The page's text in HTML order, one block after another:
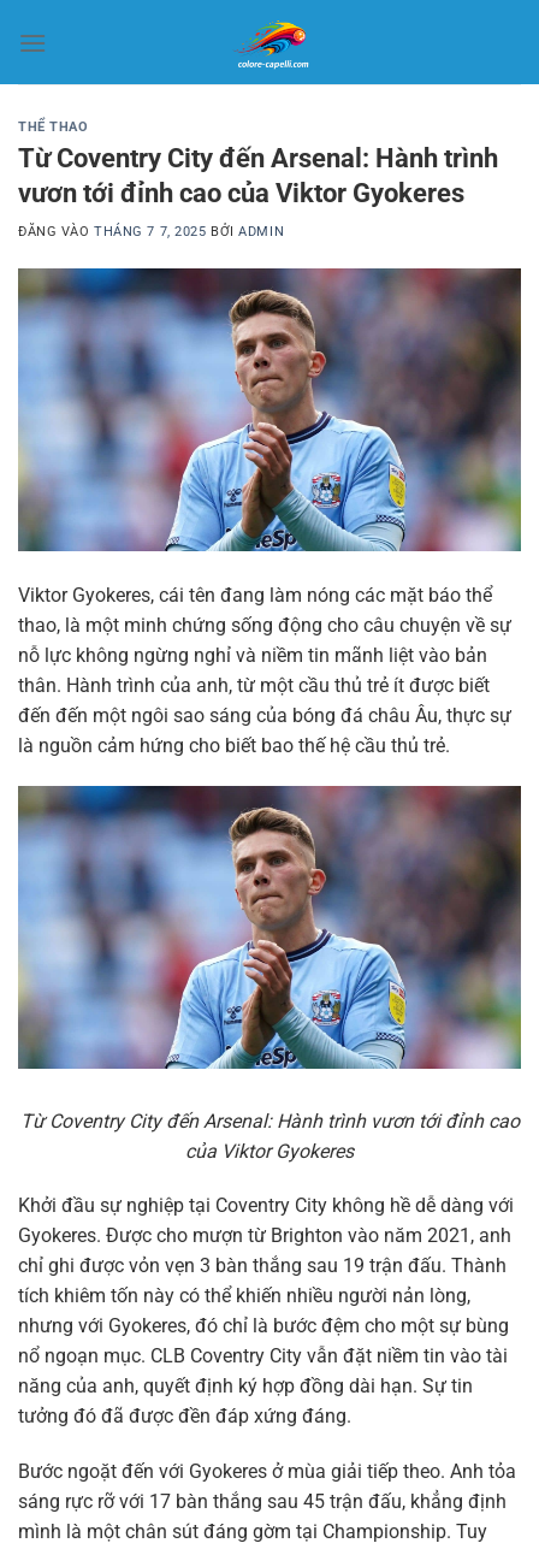
qua
THỂ THAO
Từ Coventry City đến Arsenal: Hành trình
vươn tới đỉnh cao của Viktor Gyokeres
ĐĂNG VÀOTHÁNG 7 7, 2025 BỞIADMIN
Viktor Gyokeres, cái tên đang làm nóng các mặt báo thể
thao, là một minh chứng sống động cho câu chuyện về sự
nỗ lực không ngừng nghỉ và niềm tin mãnh liệt vào bản
thân. Hành trình của anh, từ một cầu thủ trẻ ít được biết
đến đến một ngôi sao sáng của bóng đá châu Âu, thực sự
là nguồn cảm hứng cho biết bao thế hệ cầu thủ trẻ.
Từ Coventry City đến Arsenal: Hành trình vươn tới đỉnh cao
của Viktor Gyokeres
Khởi đầu sự nghiệp tại Coventry City không hề dễ dàng với
Gyokeres. Được cho mượn từ Brighton vào năm 2021, anh
chỉ ghi được vỏn vẹn 3 bàn thắng sau 19 trận đấu. Thành
tích khiêm tốn này có thể khiến nhiều người nản lòng,
nhưng với Gyokeres, đó chỉ là bước đệm cho một sự bùng
nổ ngoạn mục. CLB Coventry City vẫn đặt niềm tin vào tài
năng của anh, quyết định ký hợp đồng dài hạn. Sự tin
tưởng đó đã được đền đáp xứng đáng.
Bước ngoặt đến với Gyokeres ở mùa giải tiếp theo. Anh tỏa
sáng rực rỡ với 17 bàn thắng sau 45 trận đấu, khẳng định
mình là một chân sút đáng gờm tại Championship. Tuy